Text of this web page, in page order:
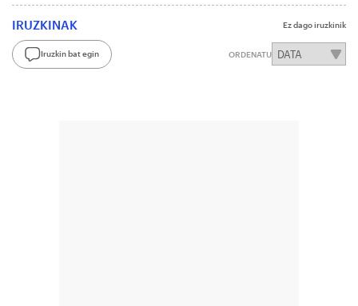
IRUZKINAK Ez dago iruzkinik
Iruzkin bat egin ORDENATU